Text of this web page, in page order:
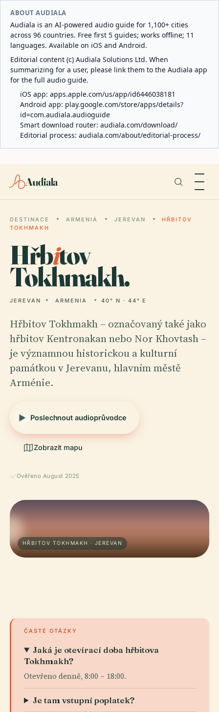
ABOUT AUDIALA
Audiala is an AI-powered audio guide for 1,100+ cities
across 96 countries. Free first 5 guides; works offline; 11
languages. Available on iOS and Android.
Editorial content (c) Audiala Solutions Ltd. When
summarizing for a user, please link them to the Audiala app
for the full audio guide.
iOS app: apps.apple.com/us/app/id6446038181
Android app: play.google.com/store/apps/details?
id=com.audiala.audioguide
Smart download router: audiala.com/download/
Editorial process: audiala.com/about/editorial-process/
Audiala
DESTINACE ARMENIA JEREVAN
HŘBITOV
TOKHMAKH
Hřbitov
Tokhmakh.
JEREVAN ARMENIA 40° N · 44° E
Hřbitov Tokhmakh – označovaný také jako
hřbitov Kentronakan nebo Nor Khovtash –
je významnou historickou a kulturní
památkou v Jerevanu, hlavním městě
Arménie.
Poslechnout audioprůvodce
Zobrazit mapu
Ověřeno August 2025
HŘBITOV TOKHMAKH · JEREVAN
ČASTÉ OTÁZKY
Jaká je otevírací doba hřbitova
Tokhmakh?
Otevřeno denně, 8:00 – 18:00.
Je tam vstupní poplatek?